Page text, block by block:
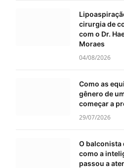
cirurgia de
com o Dr.
Moraes
04/08/2026
Como as
gênero de
começar a
29/07/2026
O balconista
como a
passou a